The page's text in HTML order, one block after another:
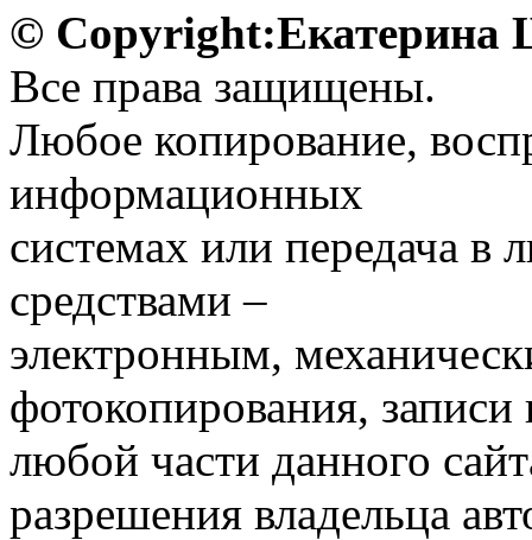
© Copyright:Екатерина
Все права защищены.
Любое копирование,
информационных
системах или передача
средствами –
электронным,
фотокопирования,
любой части данного
разрешения владельца